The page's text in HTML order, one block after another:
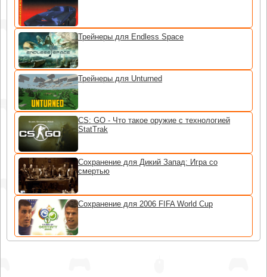
Трейнеры для Endless Space
Трейнеры для Unturned
CS: GO - Что такое оружие с технологией
StatTrak
Сохранение для Дикий Запад: Игра со
смертью
Сохранение для 2006 FIFA World Cup